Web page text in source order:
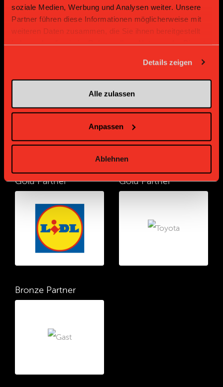
soziale Medien, Werbung und Analysen weiter. Unsere
Partner führen diese Informationen möglicherweise mit
weiteren Daten zusammen, die Sie ihnen bereitgestellt
Details zeigen
Alle zulassen
Anpassen
Ablehnen
Gold Partner Gold Partner
Bronze Partner